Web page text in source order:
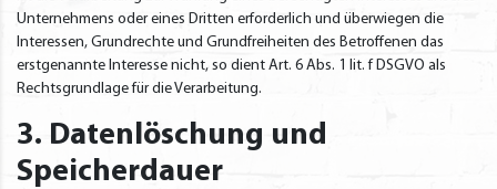
Unternehmens oder eines Dritten erforderlich und überwiegen die
Interessen, Grundrechte und Grundfreiheiten des Betroffenen das
erstgenannte Interesse nicht, so dient Art. 6 Abs. 1 lit. f DSGVO als
Rechtsgrundlage für die Verarbeitung.
3. Datenlöschung und
Speicherdauer